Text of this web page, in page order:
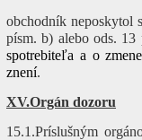
obchodník neposkytol
písm. b) alebo ods. 13
spotrebiteľa a o
znení.
XV.Orgán dozoru
15.1.Príslušným